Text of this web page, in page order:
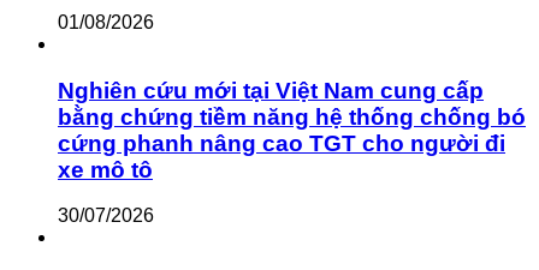
01/08/2026
Nghiên cứu mới tại Việt Nam cung cấp
bằng chứng tiềm năng hệ thống chống bó
cứng phanh nâng cao TGT cho người đi
xe mô tô
30/07/2026